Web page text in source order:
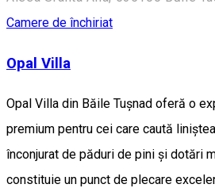
Camere de închiriat
Opal Villa
Opal Villa din Băile Tușnad oferă o
premium pentru cei care caută
înconjurat de păduri de pini și dotări
constituie un punct de plecare